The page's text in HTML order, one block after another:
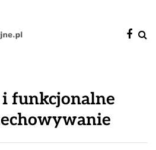
funkcjonalne